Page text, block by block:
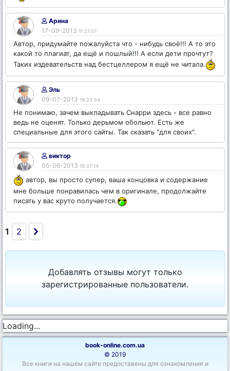
Арина
17-09-2013 11:21:07
Автор, придумайте пожалуйста что - нибудь своё!!! А то это
какой то плагиат, да ещё и пошлый!!! А если дети прочтут?
Таких издевательств над бестцеллером я ещё не читала.
Эль
09-07-2013 19:22:54
Не понимаю, зачем выкладывать Снарри здесь - все равно
ведь не оценят. Только дерьмом обольют. Есть же
специальные для этого сайты. Так сказать "для своих".
виктор
05-06-2013 18:07:14
автор, вы просто супер, ваша концовка и содержание
мне больше понравилась чем в оригинале, продолжайте
писать у вас круто получается.
1 2
Добавлять отзывы могут только
зарегистрированные пользователи.
Loading...
book-online.com.ua
© 2019
Все книги на нашем сайте предоставены для ознакомления и